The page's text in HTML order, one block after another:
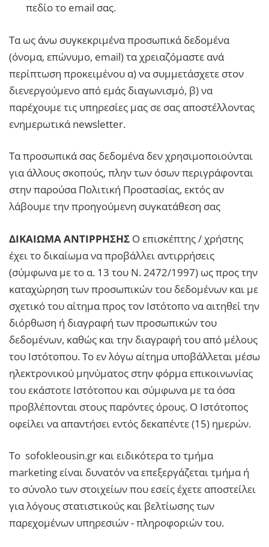
πεδίο το email σας.
Τα ως άνω συγκεκριμένα προσωπικά δεδομένα
(όνομα, επώνυμο, email) τα χρειαζόμαστε ανά
περίπτωση προκειμένου α) να συμμετάσχετε στον
διενεργούμενο από εμάς διαγωνισμό, β) να
παρέχουμε τις υπηρεσίες μας σε σας αποστέλλοντας
ενημερωτικά newsletter.
Τα προσωπικά σας δεδομένα δεν χρησιμοποιούνται
για άλλους σκοπούς, πλην των όσων περιγράφονται
στην παρούσα Πολιτική Προστασίας, εκτός αν
λάβουμε την προηγούμενη συγκατάθεση σας
ΔΙΚΑΙΩΜΑ ΑΝΤΙΡΡΗΣΗΣ Ο επισκέπτης / χρήστης
έχει το δικαίωμα να προβάλλει αντιρρήσεις
(σύμφωνα με το α. 13 του Ν. 2472/1997) ως προς την
καταχώρηση των προσωπικών του δεδομένων και με
σχετικό του αίτημα προς τον Ιστότοπο να αιτηθεί την
διόρθωση ή διαγραφή των προσωπικών του
δεδομένων, καθώς και την διαγραφή του από μέλους
του Ιστότοπου. Το εν λόγω αίτημα υποβάλλεται μέσω
ηλεκτρονικού μηνύματος στην φόρμα επικοινωνίας
του εκάστοτε Ιστότοπου και σύμφωνα με τα όσα
προβλέπονται στους παρόντες όρους. Ο Ιστότοπος
οφείλει να απαντήσει εντός δεκαπέντε (15) ημερών.
Το sofokleousin.gr και ειδικότερα το τμήμα
marketing είναι δυνατόν να επεξεργάζεται τμήμα ή
το σύνολο των στοιχείων που εσείς έχετε αποστείλει
για λόγους στατιστικούς και βελτίωσης των
παρεχομένων υπηρεσιών - πληροφοριών του.